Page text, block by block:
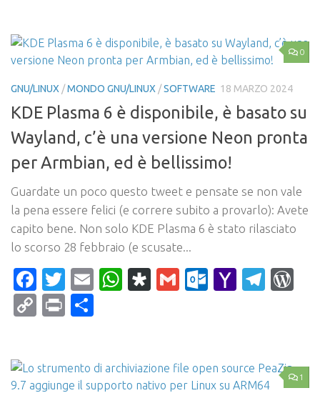
0
GNU/LINUX /MONDO GNU/LINUX /SOFTWARE 18 MARZO 2024
KDE Plasma 6 è disponibile, è basato su
Wayland, c’è una versione Neon pronta
per Armbian, ed è bellissimo!
Guardate un poco questo tweet e pensate se non vale
la pena essere felici (e correre subito a provarlo): Avete
capito bene. Non solo KDE Plasma 6 è stato rilasciato
lo scorso 28 febbraio (e scusate...
Facebook
Twitter
EmailWhatsApp
Diaspora
Gmail Yahoo
CopyPrint
1